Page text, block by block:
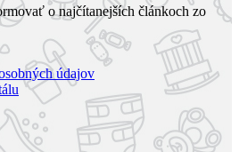
o najčítanejších článkoch zo
údajov